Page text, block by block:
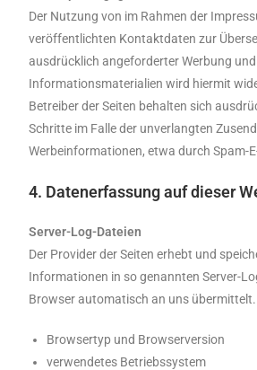
Der Nutzung von im Rahmen der
veröffentlichten Kontaktdaten zur
ausdrücklich angeforderter Werbung und
Informationsmaterialien wird hiermit
Betreiber der Seiten behalten sich
Schritte im Falle der unverlangten
Werbeinformationen, etwa durch Spam-
4. Datenerfassung auf dieser
Server-Log-Dateien
Der Provider der Seiten erhebt und
Informationen in so genannten Server-
Browser automatisch an uns übermittelt.
Browsertyp und Browserversion
verwendetes Betriebssystem